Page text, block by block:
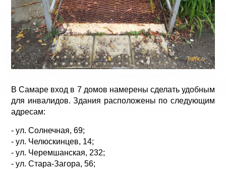
В Самаре вход в 7 домов намерены сделать удобным
для инвалидов. Здания расположены по следующим
адресам:
- ул. Солнечная, 69;
- ул. Челюскинцев, 14;
- ул. Черемшанская, 232;
- ул. Стара-Загора, 56;